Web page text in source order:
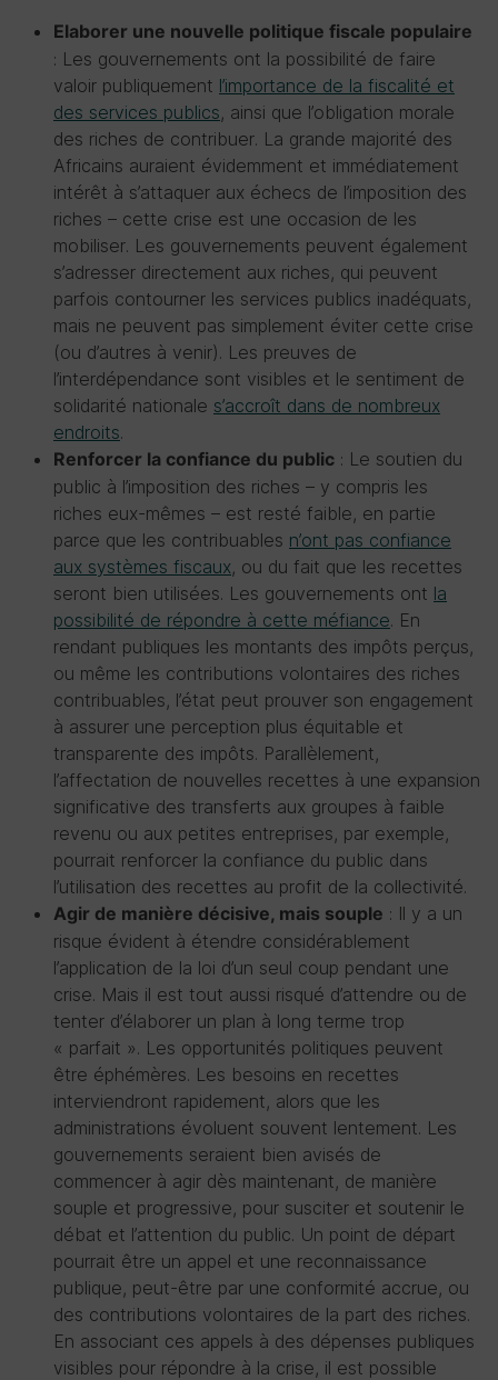
Elaborer une nouvelle politique fiscale populaire
: Les gouvernements ont la possibilité de faire
valoir publiquement l’importance de la fiscalité et
des services publics, ainsi que l’obligation morale
des riches de contribuer. La grande majorité des
Africains auraient évidemment et immédiatement
intérêt à s’attaquer aux échecs de l’imposition des
riches – cette crise est une occasion de les
mobiliser. Les gouvernements peuvent également
s’adresser directement aux riches, qui peuvent
parfois contourner les services publics inadéquats,
mais ne peuvent pas simplement éviter cette crise
(ou d’autres à venir). Les preuves de
l’interdépendance sont visibles et le sentiment de
solidarité nationale s’accroît dans de nombreux
endroits.
Renforcer la confiance du public : Le soutien du
public à l’imposition des riches – y compris les
riches eux-mêmes – est resté faible, en partie
parce que les contribuables n’ont pas confiance
aux systèmes fiscaux, ou du fait que les recettes
seront bien utilisées. Les gouvernements ont la
possibilité de répondre à cette méfiance. En
rendant publiques les montants des impôts perçus,
ou même les contributions volontaires des riches
contribuables, l’état peut prouver son engagement
à assurer une perception plus équitable et
transparente des impôts. Parallèlement,
l’affectation de nouvelles recettes à une expansion
significative des transferts aux groupes à faible
revenu ou aux petites entreprises, par exemple,
pourrait renforcer la confiance du public dans
l’utilisation des recettes au profit de la collectivité.
Agir de manière décisive, mais souple : Il y a un
risque évident à étendre considérablement
l’application de la loi d’un seul coup pendant une
crise. Mais il est tout aussi risqué d’attendre ou de
tenter d’élaborer un plan à long terme trop
« parfait ». Les opportunités politiques peuvent
être éphémères. Les besoins en recettes
interviendront rapidement, alors que les
administrations évoluent souvent lentement. Les
gouvernements seraient bien avisés de
commencer à agir dès maintenant, de manière
souple et progressive, pour susciter et soutenir le
débat et l’attention du public. Un point de départ
pourrait être un appel et une reconnaissance
publique, peut-être par une conformité accrue, ou
des contributions volontaires de la part des riches.
En associant ces appels à des dépenses publiques
visibles pour répondre à la crise, il est possible